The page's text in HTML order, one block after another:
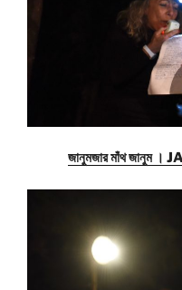
জানুমজার মাঁথ জানুম